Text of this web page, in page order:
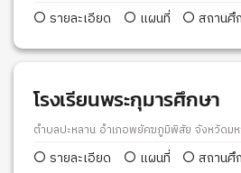
รายละเอียด แผนที่ สถานศึ
โรงเรียนพระกุมารศึกษา
ตำบลปะหลาน อำเภอพยัคฆภูมิพิสัย จังหวัดม
รายละเอียด แผนที่ สถานศึ